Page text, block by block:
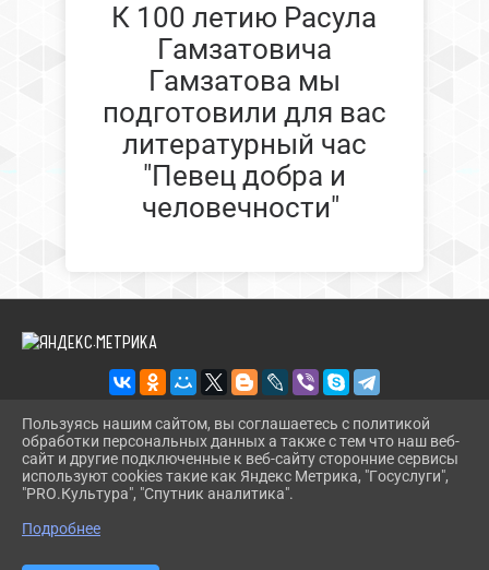
К 100 летию Расула
Гамзатовича
Гамзатова мы
подготовили для вас
литературный час
"Певец добра и
человечности"
2026 Г. BIBL-UPOR.PAVKULT.RU
ВХОД
КАРТА САЙТА
СДЕЛАНО НА KUBCMS
Пользуясь нашим сайтом, вы соглашаетесь с политикой
обработки персональных данных а также с тем что наш веб-
сайт и другие подключенные к веб-сайту сторонние сервисы
используют cookies такие как Яндекс Метрика, "Госуслуги",
"PRO.Культура", "Спутник аналитика".
Подробнее